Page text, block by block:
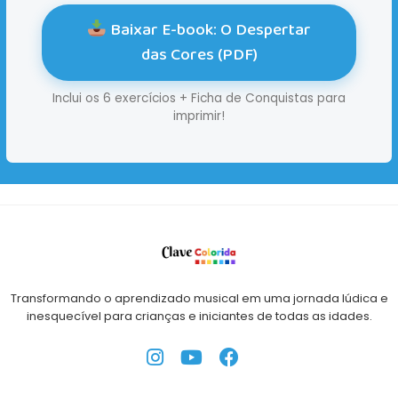
Baixar E-book: O Despertar
das Cores (PDF)
Inclui os 6 exercícios + Ficha de Conquistas para
imprimir!
Transformando o aprendizado musical em uma jornada lúdica e
inesquecível para crianças e iniciantes de todas as idades.